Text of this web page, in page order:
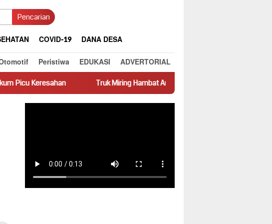
Pencarian
COVID-19
DANA DESA
Peristiwa EDUKASI ADVERTORIAL
Truk Miring Hambat Arus Lalu Lintas di Jalan Panti–Simpang Empat